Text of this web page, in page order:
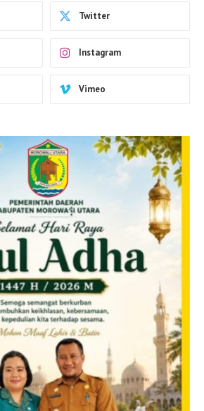
Twitter
Instagram
Vimeo